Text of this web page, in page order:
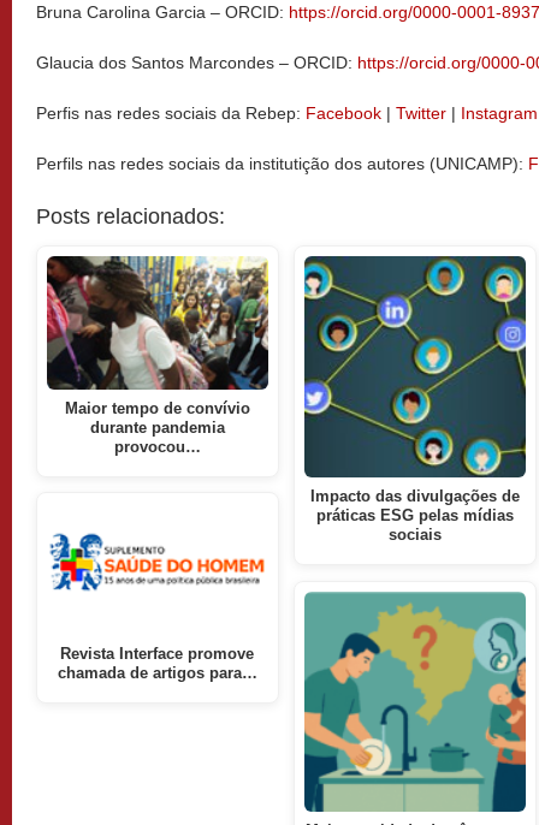
Bruna Carolina Garcia – ORCID: https://orcid.org/0000-0001-
Glaucia dos Santos Marcondes – ORCID: https://orcid.org/0000-
Perfis nas redes sociais da Rebep: Facebook | Twitter | Instagram
Perfils nas redes sociais da institutição dos autores (UNICAMP):
Posts relacionados:
Maior tempo de convívio
durante pandemia
provocou…
Revista Interface promove
chamada de artigos para…
Impacto das divulgações de
práticas ESG pelas mídias
sociais